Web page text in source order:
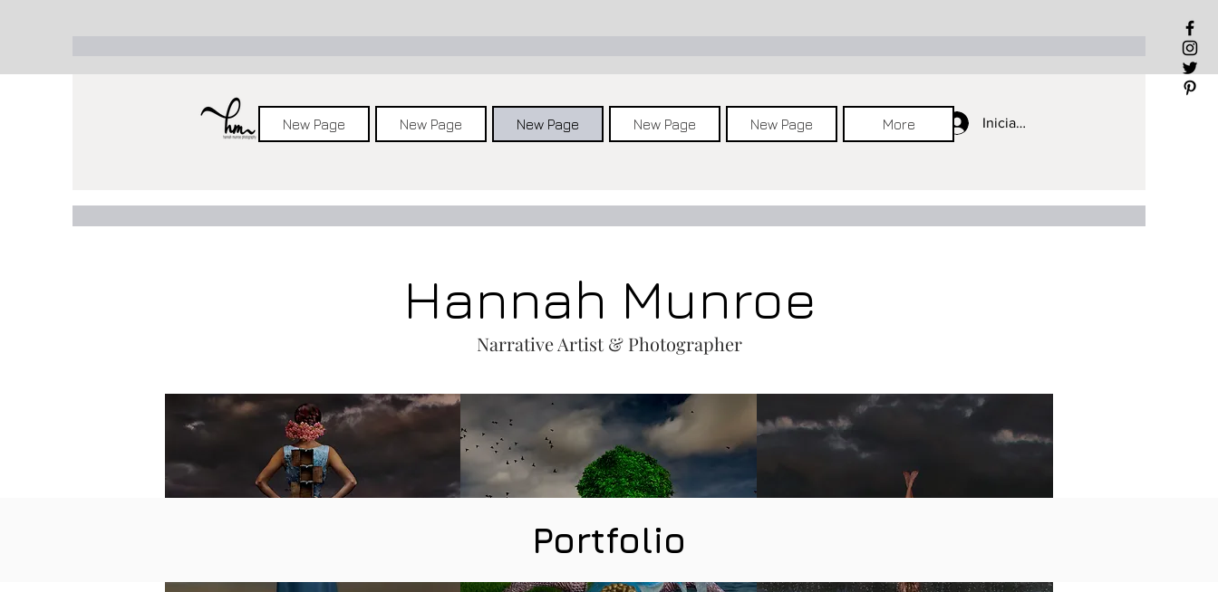
Iniciar sesión
New Page New Page New Page New Page New Page More
Hannah Munroe
Narrative Artist & Photographer
Portfolio